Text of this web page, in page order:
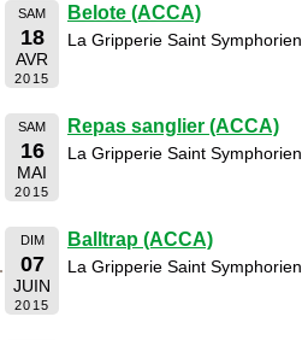
SAM
18
AVR
2015
Belote (ACCA)
La Gripperie Saint Symphorien
SAM
16
MAI
2015
Repas sanglier (ACCA)
La Gripperie Saint Symphorien
DIM
07
JUIN
2015
Balltrap (ACCA)
La Gripperie Saint Symphorien